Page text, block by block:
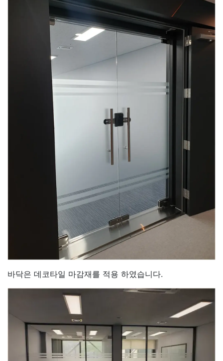
바닥은 데코타일 마감재를 적용 하였습니다.